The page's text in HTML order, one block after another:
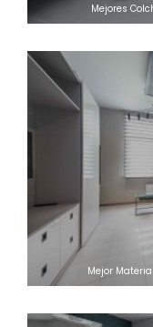
Mejores
Mejor